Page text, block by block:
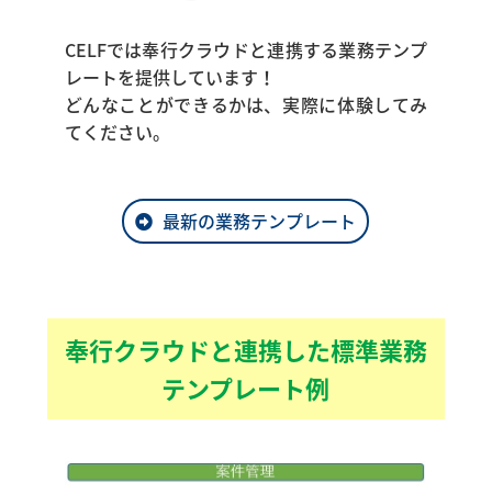
CELFでは奉行クラウドと連携する業務テンプ
レートを提供しています！
どんなことができるかは、実際に体験してみ
てください。
最新の業務テンプレート
奉行クラウドと連携した標準業務
テンプレート例